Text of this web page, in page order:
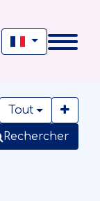
Tout
Rechercher